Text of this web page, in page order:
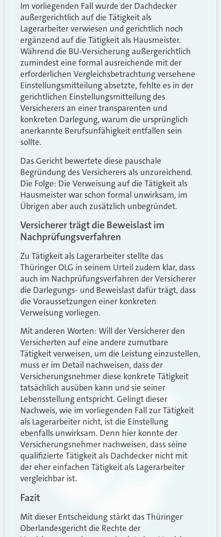
Im vorliegenden Fall wurde der Dachdecker
außergerichtlich auf die Tätigkeit als
Lagerarbeiter verwiesen und gerichtlich noch
ergänzend auf die Tätigkeit als Hausmeister.
Während die BU-Versicherung außergerichtlich
zumindest eine formal ausreichende mit der
erforderlichen Vergleichsbetrachtung versehene
Einstellungsmitteilung absetzte, fehlte es in der
gerichtlichen Einstellungsmitteilung des
Versicherers an einer transparenten und
konkreten Darlegung, warum die ursprünglich
anerkannte Berufsunfähigkeit entfallen sein
sollte.
Das Gericht bewertete diese pauschale
Begründung des Versicherers als unzureichend.
Die Folge: Die Verweisung auf die Tätigkeit als
Hausmeister war schon formal unwirksam, im
Übrigen aber auch zusätzlich unbegründet.
Versicherer trägt die Beweislast im
Nachprüfungsverfahren
Zu Tätigkeit als Lagerarbeiter stellte das
Thüringer OLG in seinem Urteil zudem klar, dass
auch im Nachprüfungsverfahren der Versicherer
die Darlegungs- und Beweislast dafür trägt, dass
die Voraussetzungen einer konkreten
Verweisung vorliegen.
Mit anderen Worten: Will der Versicherer den
Versicherten auf eine andere zumutbare
Tätigkeit verweisen, um die Leistung einzustellen,
muss er im Detail nachweisen, dass der
Versicherungsnehmer diese konkrete Tätigkeit
tatsächlich ausüben kann und sie seiner
Lebensstellung entspricht. Gelingt dieser
Nachweis, wie im vorliegenden Fall zur Tätigkeit
als Lagerarbeiter nicht, ist die Einstellung
ebenfalls unwirksam. Denn hier konnte der
Versicherungsnehmer nachweisen, dass seine
qualifizierte Tätigkeit als Dachdecker nicht mit
der eher einfachen Tätigkeit als Lagerarbeiter
vergleichbar ist.
Fazit
Mit dieser Entscheidung stärkt das Thüringer
Oberlandesgericht die Rechte der